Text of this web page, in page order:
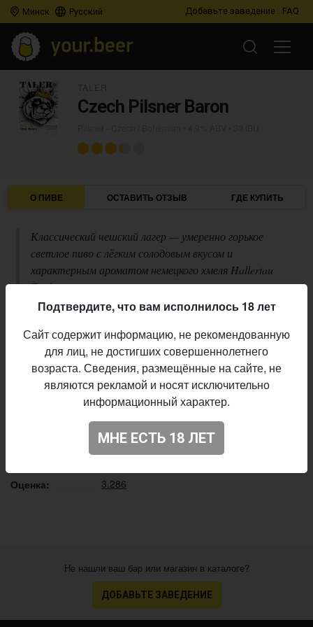
Минск Русский Добавьте заведение FAQ
Czech Pilsner Baron
О ПИВЕ ОСТАВИТЬ ОТЗЫВ ГДЕ КУПИТЬ
Классический чешский лагер — умеренно горькое
светлое пиво с лёгким солодовым вкусом и
характерным ароматом немецкого хмеля Hallertau
Tradition.
Описание производителя
Пивоварня:
Taler
Pilsner - Czech / Bohemian
Плотность:
13,0%
Hallertauer Tradition
Оценка:
3.286
Не нашли ваш бар или магазин в каталоге?
ДОБАВЬТЕ ЗАВЕДЕНИЕ
Подтвердите, что вам исполнилось 18 лет
Сайт содержит информацию, не рекомендованную
для лиц, не достигших совершеннолетнего
возраста. Сведения, размещённые на сайте, не
являются рекламой и носят исключительно
информационный характер.
МНЕ ЕСТЬ 18 ЛЕТ